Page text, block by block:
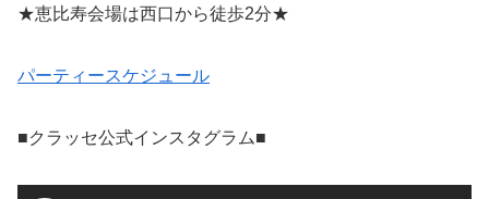
★恵比寿会場は西口から徒歩2分★
パーティースケジュール
■クラッセ公式インスタグラム■